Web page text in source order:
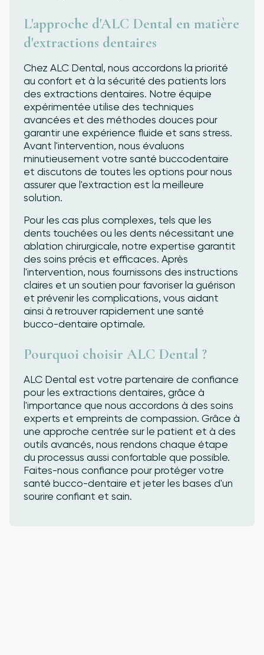
L'approche d'ALC Dental en matière
d'extractions dentaires
Chez ALC Dental, nous accordons la priorité
au confort et à la sécurité des patients lors
des extractions dentaires. Notre équipe
expérimentée utilise des techniques
avancées et des méthodes douces pour
garantir une expérience fluide et sans stress.
Avant l'intervention, nous évaluons
minutieusement votre santé buccodentaire
et discutons de toutes les options pour nous
assurer que l'extraction est la meilleure
solution.
Pour les cas plus complexes, tels que les
dents touchées ou les dents nécessitant une
ablation chirurgicale, notre expertise garantit
des soins précis et efficaces. Après
l'intervention, nous fournissons des instructions
claires et un soutien pour favoriser la guérison
et prévenir les complications, vous aidant
ainsi à retrouver rapidement une santé
bucco-dentaire optimale.
Pourquoi choisir ALC Dental ?
ALC Dental est votre partenaire de confiance
pour les extractions dentaires, grâce à
l'importance que nous accordons à des soins
experts et empreints de compassion. Grâce à
une approche centrée sur le patient et à des
outils avancés, nous rendons chaque étape
du processus aussi confortable que possible.
Faites-nous confiance pour protéger votre
santé bucco-dentaire et jeter les bases d'un
sourire confiant et sain.